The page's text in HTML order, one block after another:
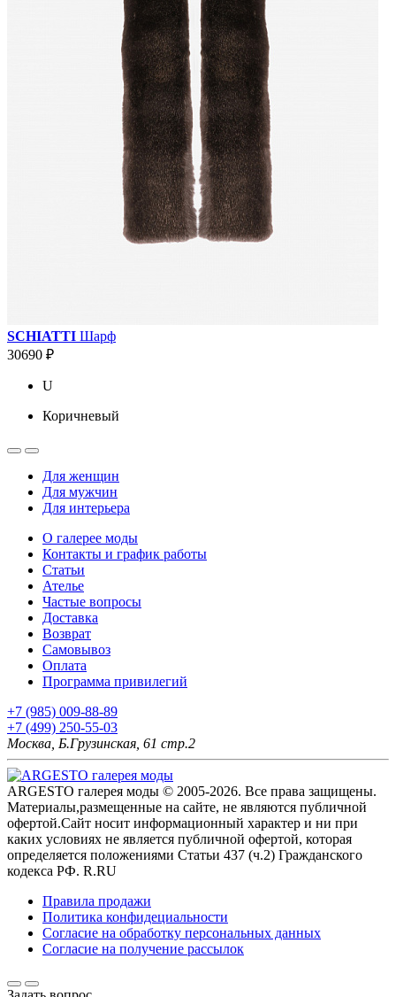
SCHIATTI Шарф
30690 ₽
U
Коричневый
Для женщин
Для мужчин
Для интерьера
О галерее моды
Контакты и график работы
Статьи
Ателье
Частые вопросы
Доставка
Возврат
Самовывоз
Оплата
Программа привилегий
+7 (985) 009-88-89
+7 (499) 250-55-03
Москва, Б.Грузинская, 61 стр.2
ARGESTO галерея моды © 2005-2026. Все права защищены.
Материалы,размещенные на сайте, не являются публичной
офертой.Сайт носит информационный характер и ни при
каких условиях не является публичной офертой, которая
определяется положениями Статьи 437 (ч.2) Гражданского
кодекса РФ. R.RU
Правила продажи
Политика конфидециальности
Согласие на обработку персональных данных
Согласие на получение рассылок